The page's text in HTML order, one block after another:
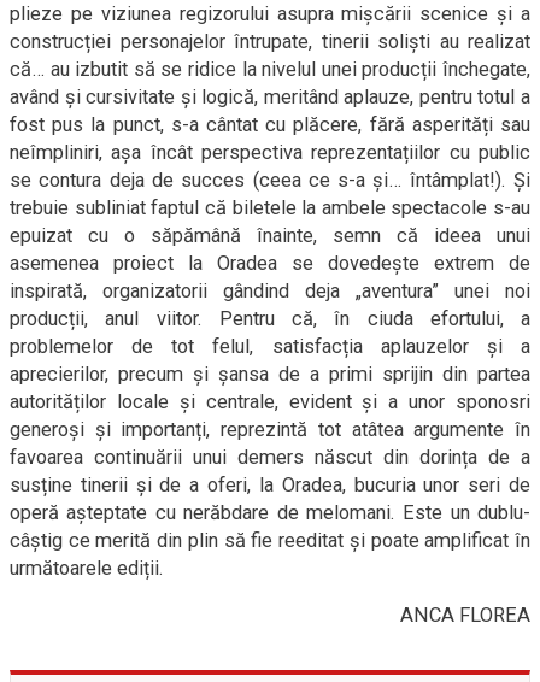
plieze pe viziunea regizorului asupra mișcării scenice și a
construcției personajelor întrupate, tinerii soliști au realizat
că… au izbutit să se ridice la nivelul unei producții închegate,
având și cursivitate și logică, meritând aplauze, pentru totul a
fost pus la punct, s-a cântat cu plăcere, fără asperități sau
neîmpliniri, așa încât perspectiva reprezentațiilor cu public
se contura deja de succes (ceea ce s-a și… întâmplat!). Și
trebuie subliniat faptul că biletele la ambele spectacole s-au
epuizat cu o săpămână înainte, semn că ideea unui
asemenea proiect la Oradea se dovedește extrem de
inspirată, organizatorii gândind deja „aventura” unei noi
producții, anul viitor. Pentru că, în ciuda efortului, a
problemelor de tot felul, satisfacția aplauzelor și a
aprecierilor, precum și șansa de a primi sprijin din partea
autorităților locale și centrale, evident și a unor sponosri
generoși și importanți, reprezintă tot atâtea argumente în
favoarea continuării unui demers născut din dorința de a
susține tinerii și de a oferi, la Oradea, bucuria unor seri de
operă așteptate cu nerăbdare de melomani. Este un dublu-
câștig ce merită din plin să fie reeditat și poate amplificat în
următoarele ediții.
ANCA FLOREA